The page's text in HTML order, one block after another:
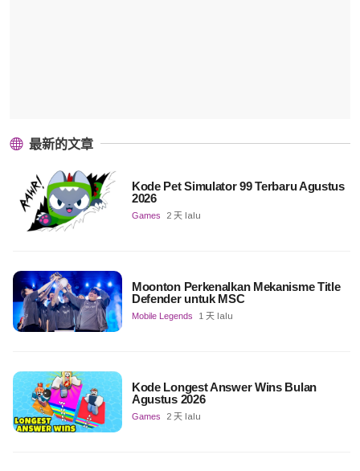
最新的文章
Kode Pet Simulator 99 Terbaru Agustus
2026
Games 2 天 lalu
Moonton Perkenalkan Mekanisme Title
Defender untuk MSC
Mobile Legends 1 天 lalu
Kode Longest Answer Wins Bulan
Agustus 2026
Games 2 天 lalu